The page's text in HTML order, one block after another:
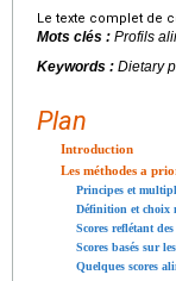
Le texte complet de
Mots clés : Profils
Keywords : Dietary
Plan
Introduction
Les méthodes a
Principes et
Définition et choix
Scores reflétant
Scores basés sur
Quelques scores